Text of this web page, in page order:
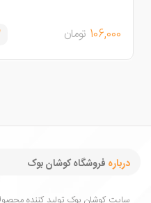
106,000 تومان
درباره فروشگاه کوشان بوک